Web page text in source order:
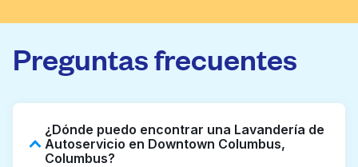
Preguntas frecuentes
¿Dónde puedo encontrar una Lavandería de
Autoservicio en Downtown Columbus,
Columbus?